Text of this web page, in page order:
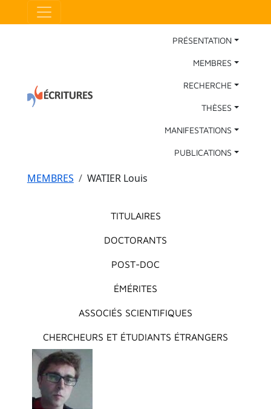
Aller au contenu principal
Main Navigation
PRÉSENTATION
MEMBRES
RECHERCHE
THÈSES
MANIFESTATIONS
PUBLICATIONS
Fil d'Ariane
MEMBRES WATIER Louis
Menu principalTITULAIRES
DOCTORANTS
POST-DOC
ÉMÉRITES
ASSOCIÉS SCIENTIFIQUES
CHERCHEURS ET ÉTUDIANTS ÉTRANGERS
Panneau de gestion des cookies